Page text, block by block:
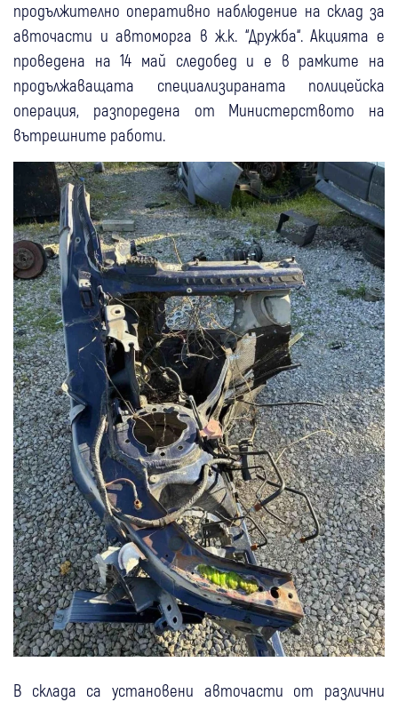
продължително оперативно наблюдение на склад за
авточасти и автоморга в ж.к. “Дружба“. Акцията е
проведена на 14 май следобед и е в рамките на
продължаващата специализираната полицейска
операция, разпоредена от Министерството на
вътрешните работи.
В склада са установени авточасти от различни